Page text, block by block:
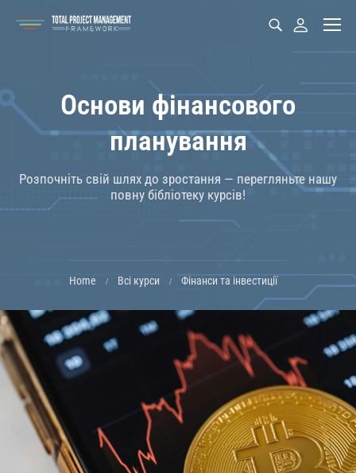
Основи фінансового
планування
Розпочніть свій шлях до зростання — перегляньте нашу
повну бібліотеку курсів!
Home Всі курси Фінанси та інвестиції